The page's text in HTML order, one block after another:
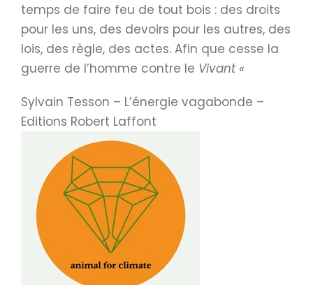
temps de faire feu de tout bois : des droits
pour les uns, des devoirs pour les autres, des
lois, des règle, des actes. Afin que cesse la
guerre de l’homme contre le Vivant «
Sylvain Tesson – L’énergie vagabonde –
Editions Robert Laffont